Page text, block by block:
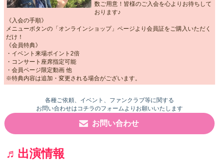
数ご用意！皆様のご入会を心よりお待ちして
おります♪
《入会の手順》
メニューボタンの「オンラインショップ」ページより会員証をご購入いただく
だけ！
《会員特典》
・イベント来場ポイント2倍
・コンサート座席指定可能
・会員ページ限定動画 他
※特典内容は追加・変更される場合がございます。
各種ご依頼、イベント、ファンクラブ等に関する
お問い合わせはコチラのフォームよりお願いいたします
お問い合わせ
♬出演情報